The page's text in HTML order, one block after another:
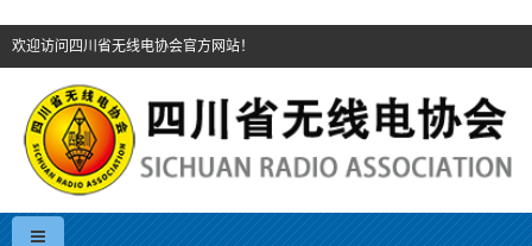
欢迎访问四川省无线电协会官方网站！